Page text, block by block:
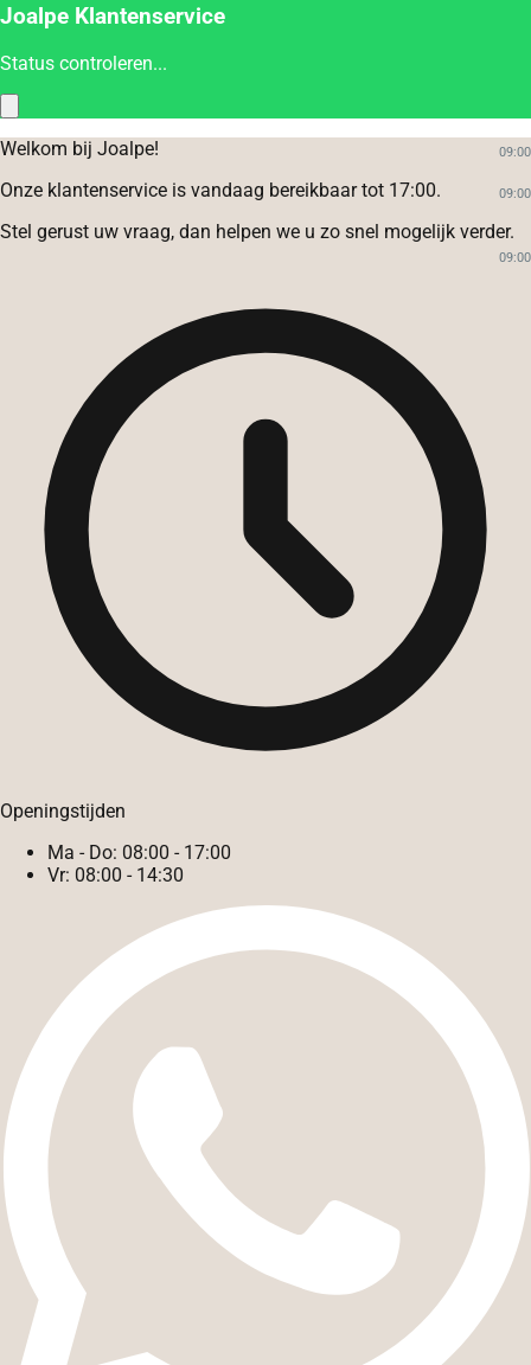
Joalpe Klantenservice
Status controleren...
Welkom bij Joalpe! 09:00
Onze klantenservice is vandaag bereikbaar tot 17:00. 09:00
Stel gerust uw vraag, dan helpen we u zo snel mogelijk verder.
09:00
Openingstijden
Ma - Do: 08:00 - 17:00
Vr: 08:00 - 14:30